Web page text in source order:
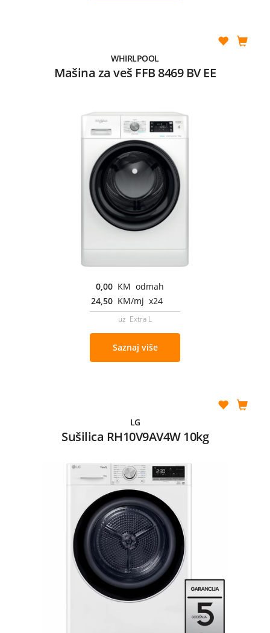
WHIRLPOOL
Mašina za veš FFB 8469 BV EE
0,00 KM odmah
24,50 KM/mj x24
uz Extra L
Saznaj više
LG
Sušilica RH10V9AV4W 10kg